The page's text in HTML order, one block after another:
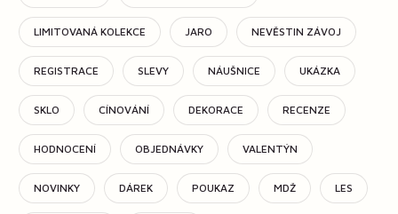
LIMITOVANÁ KOLEKCE JARO NEVĚSTIN ZÁVOJ
REGISTRACE SLEVY NÁUŠNICE UKÁZKA
SKLO CÍNOVÁNÍ DEKORACE RECENZE
HODNOCENÍ OBJEDNÁVKY VALENTÝN
NOVINKY DÁREK POUKAZ MDŽ LES